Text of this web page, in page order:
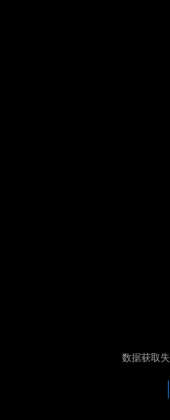
数据获取